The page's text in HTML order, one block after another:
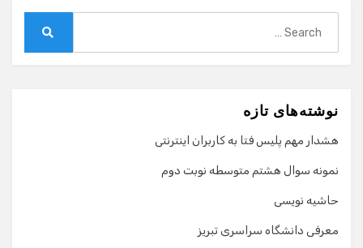
نوشته‌های تازه
هشدار مهم پلیس فتا به کاربران اینترنتی
نمونه سوال هشتم متوسطه نوبت دوم
حاشیه نویسی
معرفی دانشگاه سراسری تبریز